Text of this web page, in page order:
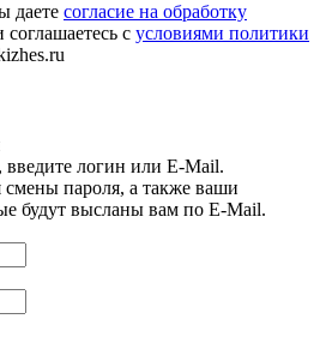
даете согласие на обработку
соглашаетесь с условиями политики
логин или E-Mail.
смены пароля, а также ваши
будут высланы вам по E-Mail.